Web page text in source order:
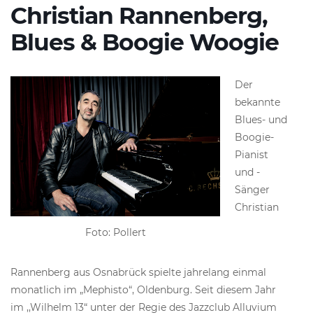
Christian Rannenberg,
Blues & Boogie Woogie
Foto: Pollert
Der
bekannte
Blues- und
Boogie-
Pianist
und -
Sänger
Christian
Rannenberg aus Osnabrück spielte jahrelang einmal
monatlich im „Mephisto“, Oldenburg. Seit diesem Jahr
im ,,Wilhelm 13“ unter der Regie des Jazzclub Alluvium